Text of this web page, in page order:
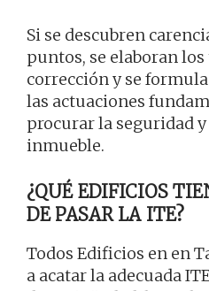
Si se descubren
puntos, se elaboran
corrección y se
las actuaciones
procurar la seguridad
inmueble.
¿QUÉ EDIFICIOS
DE PASAR LA ITE?
Todos Edificios en en
a acatar la adecuada